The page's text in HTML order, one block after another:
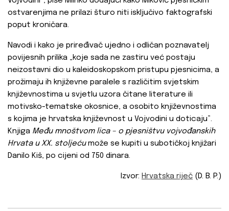
ostvarenjima ne prilazi šturo niti isključivo faktografski
poput kroničara.
Navodi i kako je priređivač ujedno i odličan poznavatelj
povijesnih prilika „koje sada ne zastiru već postaju
neizostavni dio u kaleidoskopskom pristupu pjesnicima, a
prožimaju ih književne paralele s različitim svjetskim
književnostima u svjetlu uzora čitane literature ili
motivsko-tematske okosnice, a osobito književnostima
s kojima je hrvatska književnost u Vojvodini u doticaju”.
Knjiga Među mnoštvom lica – o pjesništvu vojvođanskih
Hrvata u XX. stoljećumože se kupiti u subotičkoj knjižari
Danilo Kiš, po cijeni od 750 dinara.
Izvor: Hrvatska riječ (D. B. P.)